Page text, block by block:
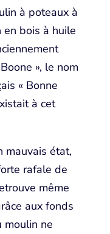
à poteaux à
bois à huile
», le nom
« Bonne
à cet
mauvais état,
rafale de
même
aux fonds
moulin ne